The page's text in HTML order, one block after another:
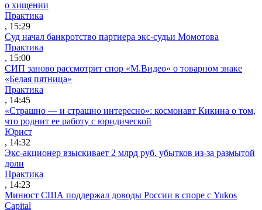
о хищении
Практика
, 15:29
Суд начал банкротство партнера экс-судьи Момотова
Практика
, 15:00
СИП заново рассмотрит спор «М.Видео» о товарном знаке
«Белая пятница»
Практика
, 14:45
«Страшно — и страшно интересно»: космонавт Кикина о том,
что роднит ее работу с юридической
Юрист
, 14:32
Экс-акционер взыскивает 2 млрд руб. убытков из-за размытой
доли
Практика
, 14:23
Минюст США поддержал доводы России в споре с Yukos
Capital